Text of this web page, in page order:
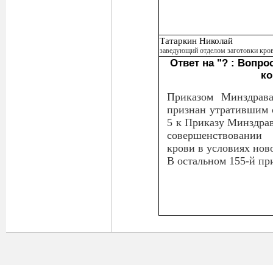
Татаркин Николай
заведующий отделом заготовки
Ответ на "? :
Приказом
признан
5 к Приказу
крови в условиях
В остальном 155-й